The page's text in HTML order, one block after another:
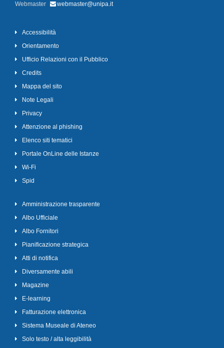
Webmaster
webmaster@unipa.it
Accessibilità
Orientamento
Ufficio Relazioni con il Pubblico
Credits
Mappa del sito
Note Legali
Privacy
Attenzione al phishing
Elenco siti tematici
Portale OnLine delle Istanze
Wi-Fi
Spid
Amministrazione trasparente
Albo Ufficiale
Albo Fornitori
Pianificazione strategica
Atti di notifica
Diversamente abili
Magazine
E-learning
Fatturazione elettronica
Sistema Museale di Ateneo
Solo testo / alta leggibilità